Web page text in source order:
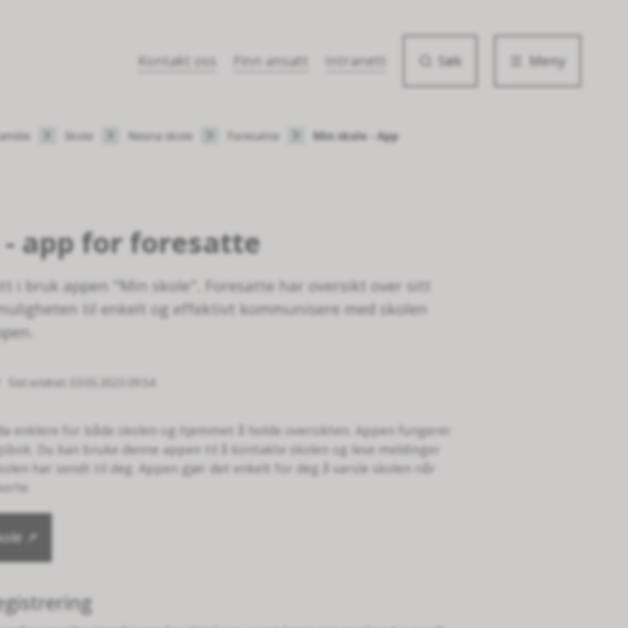
Kontakt oss Finn ansatt Intranett Søk Meny
Skole Nesna skole Foresatte Min skole - App
app for foresatte
i bruk appen "Min skole". Foresatte har oversikt over sitt
til enkelt og effektivt kommunisere med skolen
Sist endret 03.05.2023 09:54
enklere for både skolen og hjemmet å holde oversikten. Appen fungerer
Du kan bruke denne appen til å kontakte skolen og lese meldinger
har sendt til deg. Appen gjør det enkelt for deg å varsle skolen når